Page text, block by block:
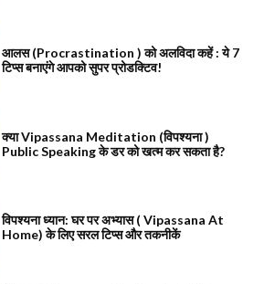
आलस (Procrastination ) को अलविदा कहें : ये 7
टिप्स बनाएंगे आपको सुपर प्रोडक्टिव!
क्या Vipassana Meditation (विपश्यना )
Public Speaking के डर को खत्म कर सकता है?
विपश्यना ध्यान: घर पर अभ्यास ( Vipassana At
Home) के लिए सरल टिप्स और तकनीकें